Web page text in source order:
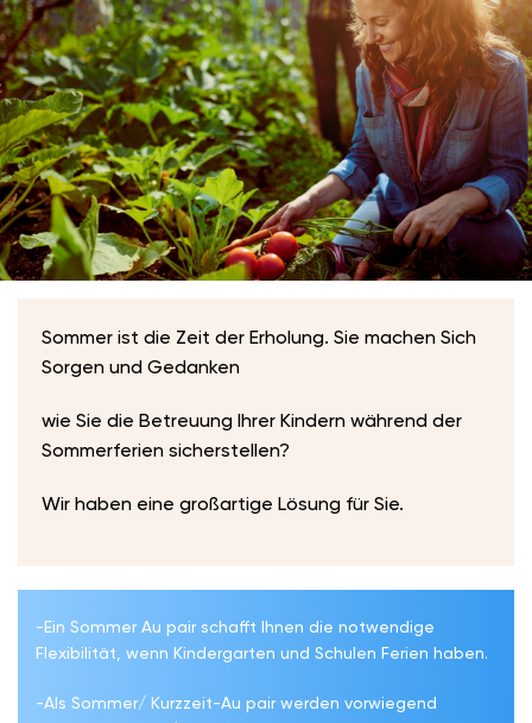
Sommer ist die Zeit der Erholung. Sie machen Sich
Sorgen und Gedanken
wie Sie die Betreuung Ihrer Kindern während der
Sommerferien sicherstellen?
Wir haben eine großartige Lösung für Sie.
-Ein Sommer Au pair schafft Ihnen die notwendige
Flexibilität, wenn Kindergarten und Schulen Ferien haben.
-Als Sommer/ Kurzzeit-Au pair werden vorwiegend